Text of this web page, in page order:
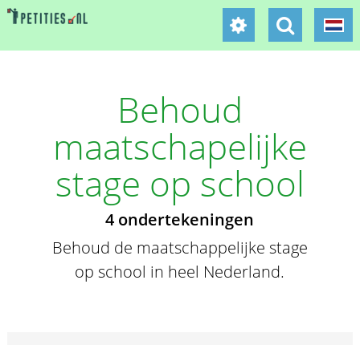
Behoud
maatschapelijke
stage op school
4 ondertekeningen
Behoud de maatschappelijke stage
op school in heel Nederland.